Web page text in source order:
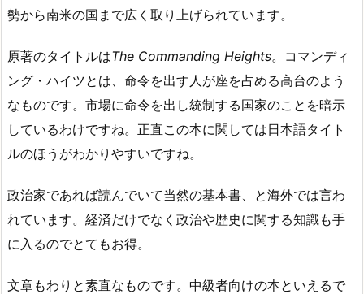
勢から南米の国まで広く取り上げられています。
原著のタイトルはThe Commanding Heights。コマンディ
ング・ハイツとは、命令を出す人が座を占める高台のよう
なものです。市場に命令を出し統制する国家のことを暗示
しているわけですね。正直この本に関しては日本語タイト
ルのほうがわかりやすいですね。
政治家であれば読んでいて当然の基本書、と海外では言わ
れています。経済だけでなく政治や歴史に関する知識も手
に入るのでとてもお得。
文章もわりと素直なものです。中級者向けの本といえるで